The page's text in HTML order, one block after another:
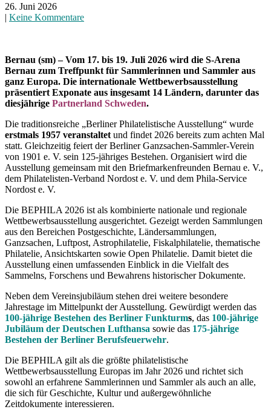
26. Juni 2026
| Keine Kommentare
Bernau (sm) – Vom 17. bis 19. Juli 2026 wird die S-Arena
Bernau zum Treffpunkt für Sammlerinnen und Sammler aus
ganz Europa. Die internationale Wettbewerbsausstellung
präsentiert Exponate aus insgesamt 14 Ländern, darunter das
diesjährige Partnerland Schweden.
Die traditionsreiche „Berliner Philatelistische Ausstellung“ wurde
erstmals 1957 veranstaltet und findet 2026 bereits zum achten Mal
statt. Gleichzeitig feiert der Berliner Ganzsachen-Sammler-Verein
von 1901 e. V. sein 125-jähriges Bestehen. Organisiert wird die
Ausstellung gemeinsam mit den Briefmarkenfreunden Bernau e. V.,
dem Philatelisten-Verband Nordost e. V. und dem Phila-Service
Nordost e. V.
Die BEPHILA 2026 ist als kombinierte nationale und regionale
Wettbewerbsausstellung ausgerichtet. Gezeigt werden Sammlungen
aus den Bereichen Postgeschichte, Ländersammlungen,
Ganzsachen, Luftpost, Astrophilatelie, Fiskalphilatelie, thematische
Philatelie, Ansichtskarten sowie Open Philatelie. Damit bietet die
Ausstellung einen umfassenden Einblick in die Vielfalt des
Sammelns, Forschens und Bewahrens historischer Dokumente.
Neben dem Vereinsjubiläum stehen drei weitere besondere
Jahrestage im Mittelpunkt der Ausstellung. Gewürdigt werden das
100-jährige Bestehen des Berliner Funkturms, das 100-jährige
Jubiläum der Deutschen Lufthansa sowie das 175-jährige
Bestehen der Berliner Berufsfeuerwehr.
Die BEPHILA gilt als die größte philatelistische
Wettbewerbsausstellung Europas im Jahr 2026 und richtet sich
sowohl an erfahrene Sammlerinnen und Sammler als auch an alle,
die sich für Geschichte, Kultur und außergewöhnliche
Zeitdokumente interessieren.